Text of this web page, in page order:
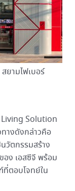
ยามไฟเบอร์
Living Solution
างดังกล่าวคือ
วัตกรรมสร้าง
อง เอสซีจี พร้อม
ตอบโจทย์ใน